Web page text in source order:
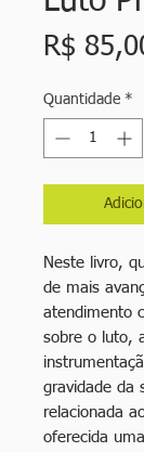
R$
Quantidade *
Neste livro,
de mais
atendimento
sobre o luto,
gravidade da
relacionada
oferecida